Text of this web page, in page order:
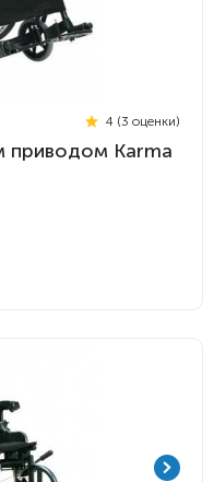
4 (3 оценки)
приводом Karma